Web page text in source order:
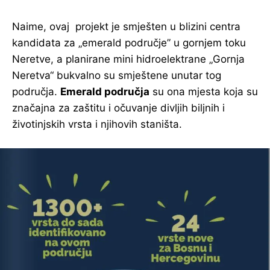
Naime, ovaj projekt je smješten u blizini centra
kandidata za „emerald područje” u gornjem toku
Neretve, a planirane mini hidroelektrane „Gornja
Neretva“ bukvalno su smještene unutar tog
područja. Emerald područja su ona mjesta koja su
značajna za zaštitu i očuvanje divljih biljnih i
životinjskih vrsta i njihovih staništa.